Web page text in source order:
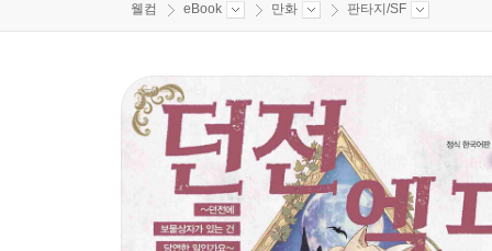
웰컴 eBook 만화 판타지/SF